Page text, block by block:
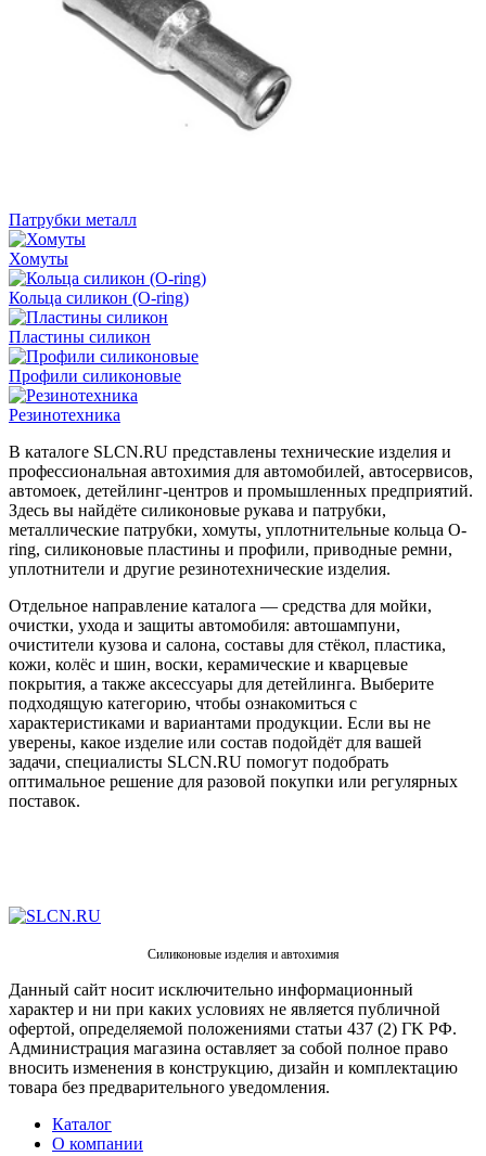
Патрубки металл
Хомуты
Кольца силикон (O-ring)
Пластины силикон
Профили силиконовые
Резинотехника
В каталоге SLCN.RU представлены технические изделия и
профессиональная автохимия для автомобилей, автосервисов,
автомоек, детейлинг-центров и промышленных предприятий.
Здесь вы найдёте силиконовые рукава и патрубки,
металлические патрубки, хомуты, уплотнительные кольца O-
ring, силиконовые пластины и профили, приводные ремни,
уплотнители и другие резинотехнические изделия.
Отдельное направление каталога — средства для мойки,
очистки, ухода и защиты автомобиля: автошампуни,
очистители кузова и салона, составы для стёкол, пластика,
кожи, колёс и шин, воски, керамические и кварцевые
покрытия, а также аксессуары для детейлинга. Выберите
подходящую категорию, чтобы ознакомиться с
характеристиками и вариантами продукции. Если вы не
уверены, какое изделие или состав подойдёт для вашей
задачи, специалисты SLCN.RU помогут подобрать
оптимальное решение для разовой покупки или регулярных
поставок.
Силиконовые изделия и автохимия
Данный сайт носит исключительно информационный
характер и ни при каких условиях не является публичной
офертой, определяемой положениями статьи 437 (2) ГK РФ.
Администрация магазина оставляет за собой полное право
вносить изменения в конструкцию, дизайн и комплектацию
товара без предварительного уведомления.
Каталог
О компании